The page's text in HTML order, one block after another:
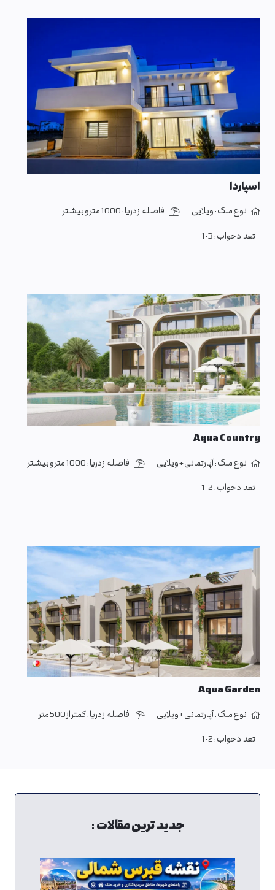
اسپاردا
نوع ملک :ویلایی فاصله از دریا :1000 متر و بیشتر
تعداد خواب :1-3
Aqua Country
نوع ملک :آپارتمانی + ویلایی فاصله از دریا :1000 متر و بیشتر
تعداد خواب :1-2
Aqua Garden
نوع ملک :آپارتمانی + ویلایی فاصله از دریا :کمتر از 500 متر
تعداد خواب :1-2
جدید ترین مقالات :